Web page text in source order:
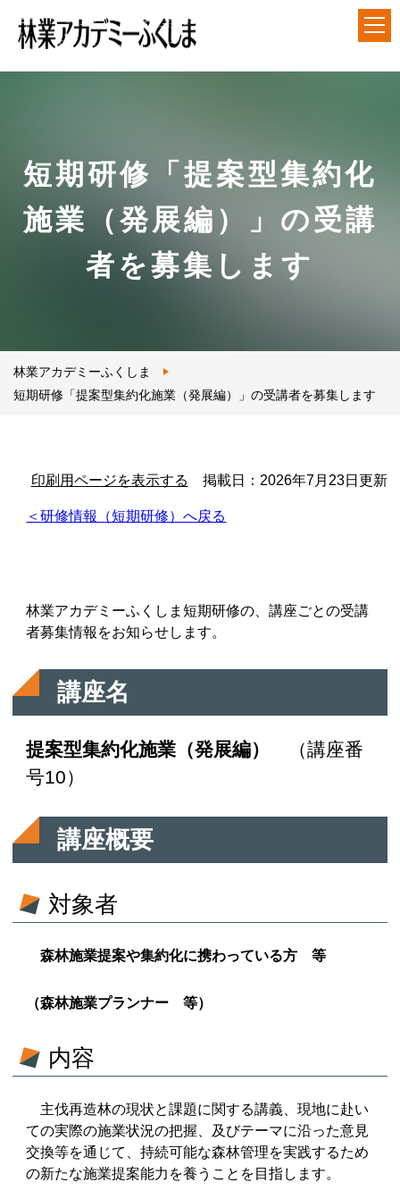
短期研修
短期研修「提案型集約化
施業（発展編）」の受講
者を募集します
林業アカデミーふくしま
短期研修「提案型集約化施業（発展編）」の受講者を募集します
印刷用ページを表示する 掲載日：2026年7月23日更新
＜研修情報（短期研修）へ戻る
林業アカデミーふくしま短期研修の、講座ごとの受講
者募集情報をお知らせします。
講座名
提案型集約化施業（発展編）
（講座番
号10）
講座概要
対象者
森林施業提案や集約化に携わっている方 等
（森林施業プランナー 等）
内容
主伐再造林の現状と課題に関する講義、現地に赴い
ての実際の施業状況の把握、及びテーマに沿った意見
交換等を通じて、持続可能な森林管理を実践するため
の新たな施業提案能力を養うことを目指します。